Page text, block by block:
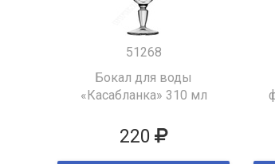
51268
Бокал для воды
«Касабланка» 310 мл
220